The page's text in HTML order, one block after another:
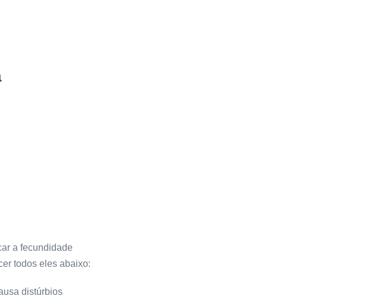
a fecundidade
todos eles abaixo:
distúrbios